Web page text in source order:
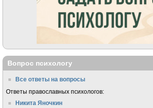
Вопрос психологу
Все ответы на вопросы
Ответы православных психологов:
Никита Яночкин